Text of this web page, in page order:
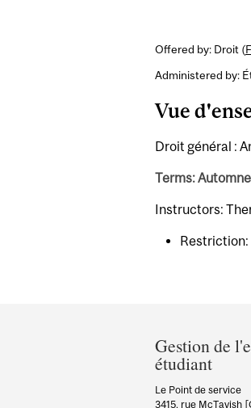
Offered by: Droit (
Administered by:
Vue
Droit général :
Terms:
Instructors:
Restriction:
and
University
Gestion de
étudiant
Le Point de service
3415, rue McTavish